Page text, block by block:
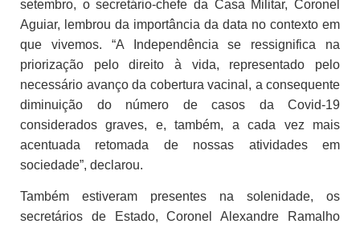
setembro, o secretário-chefe da Casa Militar, Coronel
Aguiar, lembrou da importância da data no contexto em
que vivemos. “A Independência se ressignifica na
priorização pelo direito à vida, representado pelo
necessário avanço da cobertura vacinal, a consequente
diminuição do número de casos da Covid-19
considerados graves, e, também, a cada vez mais
acentuada retomada de nossas atividades em
sociedade”, declarou.
Também estiveram presentes na solenidade, os
secretários de Estado, Coronel Alexandre Ramalho